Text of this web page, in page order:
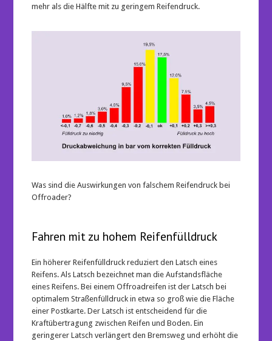
mehr als die Hälfte mit zu geringem Reifendruck.
Was sind die Auswirkungen von falschem Reifendruck bei
Offroader?
Fahren mit zu hohem Reifenfülldruck
Ein höherer Reifenfülldruck reduziert den Latsch eines
Reifens. Als Latsch bezeichnet man die Aufstandsfläche
eines Reifens. Bei einem Offroadreifen ist der Latsch bei
optimalem Straßenfülldruck in etwa so groß wie die Fläche
einer Postkarte. Der Latsch ist entscheidend für die
Kraftübertragung zwischen Reifen und Boden. Ein
geringerer Latsch verlängert den Bremsweg und erhöht die